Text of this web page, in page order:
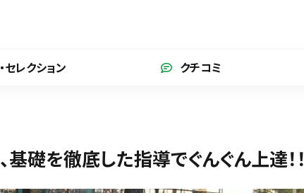
セレクション クチコミ
礎を徹底した指導でぐんぐん上達！！